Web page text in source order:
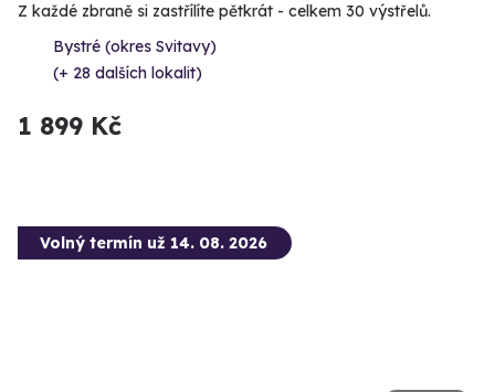
Z každé zbraně si zastřílíte pětkrát - celkem 30 výstřelů.
Bystré (okres Svitavy)
(+ 28 dalších lokalit)
1 899 Kč
Volný termín už 14. 08. 2026